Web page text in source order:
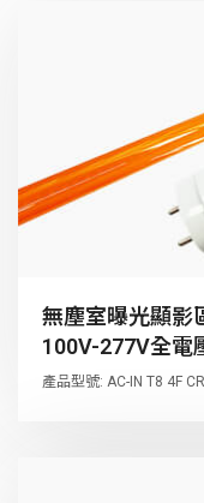
無塵室曝光顯影
100V-277V全電
產品型號: AC-IN T8 4F